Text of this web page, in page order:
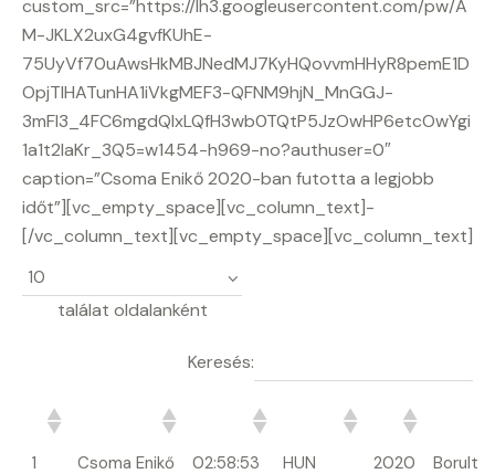
custom_src=”https://lh3.googleusercontent.com/pw/A
M-JKLX2uxG4gvfKUhE-
75UyVf70uAwsHkMBJNedMJ7KyHQovvmHHyR8pemE1D
OpjTlHATunHA1iVkgMEF3-QFNM9hjN_MnGGJ-
3mFI3_4FC6mgdQIxLQfH3wb0TQtP5JzOwHP6etcOwYgi
1a1t2IaKr_3Q5=w1454-h969-no?authuser=0″
caption=”Csoma Enikő 2020-ban futotta a legjobb
időt”][vc_empty_space][vc_column_text]-
[/vc_column_text][vc_empty_space][vc_column_text]
találat oldalanként
Keresés:
1 Csoma Enikő 02:58:53 HUN 2020
Borult